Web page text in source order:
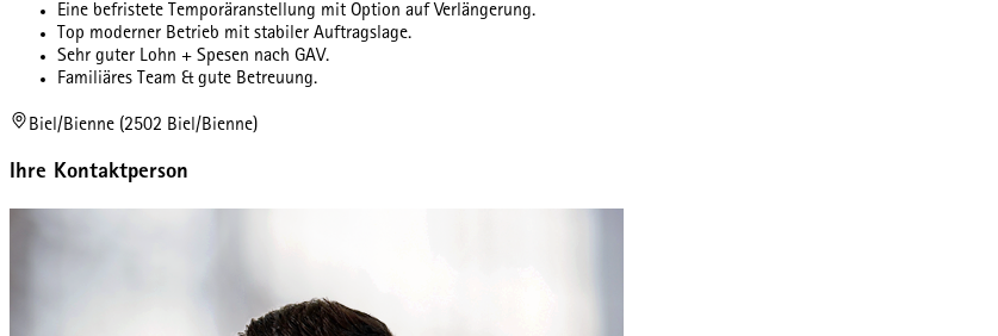
Eine befristete Temporäranstellung mit Option auf Verlängerung.
Top moderner Betrieb mit stabiler Auftragslage.
Sehr guter Lohn + Spesen nach GAV.
Familiäres Team & gute Betreuung.
Biel/Bienne (2502 Biel/Bienne)
Ihre Kontaktperson